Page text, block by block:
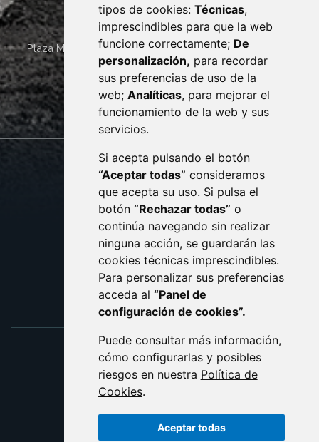
tipos de cookies: Técnicas,
imprescindibles para que la web
funcione correctamente; De
personalización, para recordar
sus preferencias de uso de la
web; Analíticas, para mejorar el
funcionamiento de la web y sus
servicios.
Si acepta pulsando el botón
“Aceptar todas” consideramos
que acepta su uso. Si pulsa el
botón “Rechazar todas” o
continúa navegando sin realizar
ninguna acción, se guardarán las
cookies técnicas imprescindibles.
Para personalizar sus preferencias
acceda al “Panel de
configuración de cookies”.
Puede consultar más información,
cómo configurarlas y posibles
riesgos en nuestra Política de
Cookies.
Aceptar todas
Plaza Mayor 4 22400 MONZÓN - ARAGÓN (ESPAÑA)
· (34) 974 400 700 ·
sac@monzon.es
monzon.es
CONTACTO
AVISO LEGAL
PROTECCIÓN DE DATOS
POLÍTICA DE COOKIES
ACCESIBILIDAD
ENLACE EXTERNO AL